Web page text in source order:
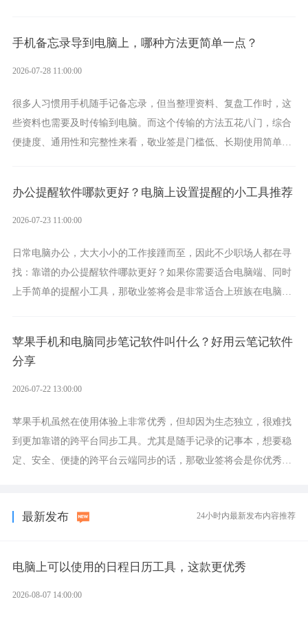
手机备忘录导到电脑上，哪种方法更简单一点？
2026-07-28 11:00:00
很多人习惯用手机随手记备忘录，但当整理资料、复盘工作时，这
些资料也需要及时传输到电脑。而这个传输的方法五花八门，综合
便捷度、通用性和完整性来看，敬业签是门槛低、长期使用简单的
办公提醒软件哪款更好？电脑上设置提醒的小工具推荐
2026-07-23 11:00:00
日常电脑办公，大大小小的工作接踵而至，因此不少职场人都在寻
找：靠谱的办公提醒软件哪款更好？如果你需要适合电脑端、同时
上手简单的提醒小工具，那敬业签将会是非常适合上班族在电脑上
苹果手机和电脑同步笔记软件叫什么？好用云笔记软件
分享
2026-07-22 13:00:00
苹果手机虽然在使用体验上非常优秀，但却因为生态独立，很难找
到更加靠谱的跨平台同步工具。尤其是随手记录的记事本，想要稳
定、安全、便捷的跨平台云端同步的话，那敬业签将会是你优秀的
最新发布 24小时内最新发布内容推荐
电脑上可以使用的日程日历工具，这款更优秀
2026-08-07 14:00:00